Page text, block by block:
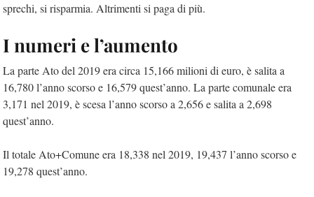
sprechi, si risparmia. Altrimenti si paga di più.
I numeri e l’aumento
La parte Ato del 2019 era circa 15,166 milioni di euro, è salita a
16,780 l’anno scorso e 16,579 quest’anno. La parte comunale era
3,171 nel 2019, è scesa l’anno scorso a 2,656 e salita a 2,698
quest’anno.
Il totale Ato+Comune era 18,338 nel 2019, 19,437 l’anno scorso e
19,278 quest’anno.